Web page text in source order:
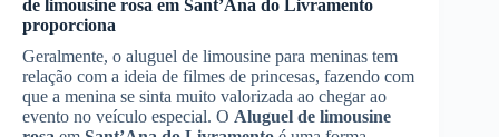
de limousine rosa em Sant’Ana do Livramento
proporciona
Geralmente, o aluguel de limousine para meninas tem
relação com a ideia de filmes de princesas, fazendo com
que a menina se sinta muito valorizada ao chegar ao
evento no veículo especial. O Aluguel de limousine